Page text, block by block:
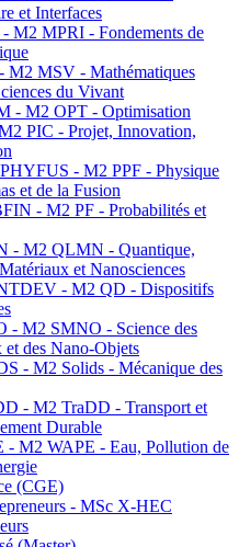
et Interfaces
M2 MPRI - Fondements de
M2 MSV - Mathématiques
du Vivant
- M2 OPT - Optimisation
PIC - Projet, Innovation,
- M2 PPF - Physique
et de la Fusion
- M2 PF - Probabilités et
- M2 QLMN - Quantique,
et Nanosciences
- M2 QD - Dispositifs
- M2 SMNO - Science des
et des Nano-Objets
- M2 Solids - Mécanique des
- M2 TraDD - Transport et
Durable
- M2 WAPE - Eau, Pollution de
(CGE)
- MSc X-HEC